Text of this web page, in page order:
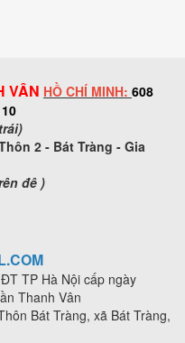
VÂN HỒ CHÍ MINH: 608
2 - Bát Tràng - Gia
đê )
TP Hà Nội cấp ngày
Thanh Vân
Bát Tràng, xã Bát Tràng,